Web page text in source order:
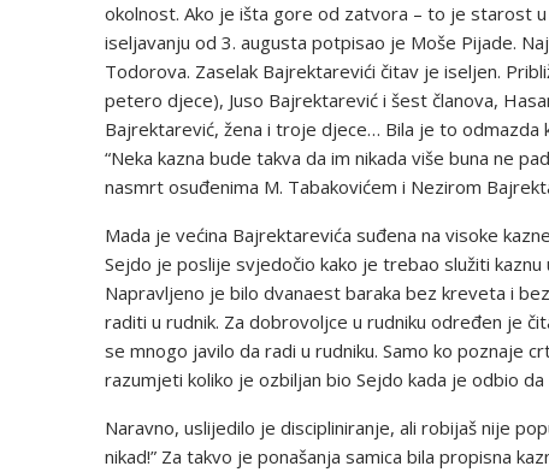
okolnost. Ako je išta gore od zatvora – to je starost
iseljavanju od 3. augusta potpisao je Moše Pijade.
Todorova. Zaselak Bajrektarevići čitav je iseljen.
petero djece), Juso Bajrektarević i šest članova,
Bajrektarević, žena i troje djece… Bila je to odmazda
“Neka kazna bude takva da im nikada više buna ne
nasmrt osuđenima M. Tabakovićem i Nezirom
Mada je većina Bajrektarevića suđena na visoke
Sejdo je poslije svjedočio kako je trebao služiti
Napravljeno je bilo dvanaest baraka bez kreveta i
raditi u rudnik. Za dobrovoljce u rudniku određen je
se mnogo javilo da radi u rudniku. Samo ko poznaje
razumjeti koliko je ozbiljan bio Sejdo kada je odbio da
Naravno, uslijedilo je discipliniranje, ali robijaš nije
nikad!” Za takvo je ponašanja samica bila propisna